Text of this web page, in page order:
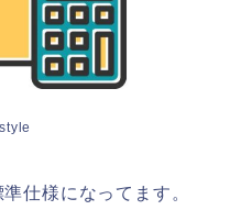
仕様になってます。